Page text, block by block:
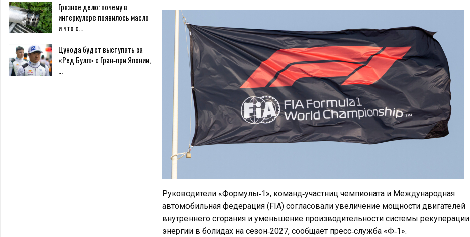
Руководители «Формулы‑1», команд‑участниц чемпионата и Международная
автомобильная федерация (FIA) согласовали увеличение мощности двигателей
внутреннего сгорания и уменьшение производительности системы рекуперации
энергии в болидах на сезон‑2027, сообщает пресс‑служба «Ф‑1».
Грязное дело: почему в
интеркулере появилось масло
и что с…
Цунода будет выступать за
«Ред Булл» с Гран‑при Японии,
…